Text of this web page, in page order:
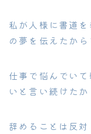
私が人様に書道
の夢を伝えたから
仕事で悩んでい
いと言い続けたか
辞めることは反